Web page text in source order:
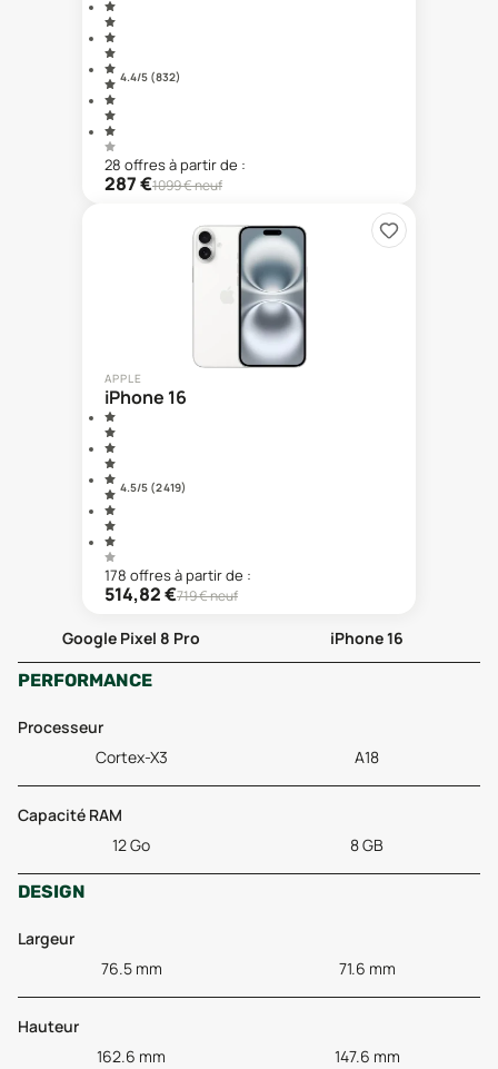
4.4/5 (832)
28 offresà partir de :
287€1099€ neuf
APPLE
iPhone 16
4.5/5 (2 419)
178 offresà partir de :
514,82€719€ neuf
Google Pixel 8 Pro
iPhone 16
PERFORMANCE
Processeur
Cortex-X3
A18
Capacité RAM
12 Go
8 GB
DESIGN
Largeur
76.5 mm
71.6 mm
Hauteur
162.6 mm
147.6 mm